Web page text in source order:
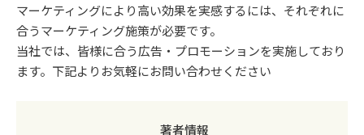
マーケティングにより高い効果を実感するには、それぞれに
合うマーケティング施策が必要です。
当社では、皆様に合う広告・プロモーションを実施しており
ます。下記よりお気軽にお問い合わせください
著者情報